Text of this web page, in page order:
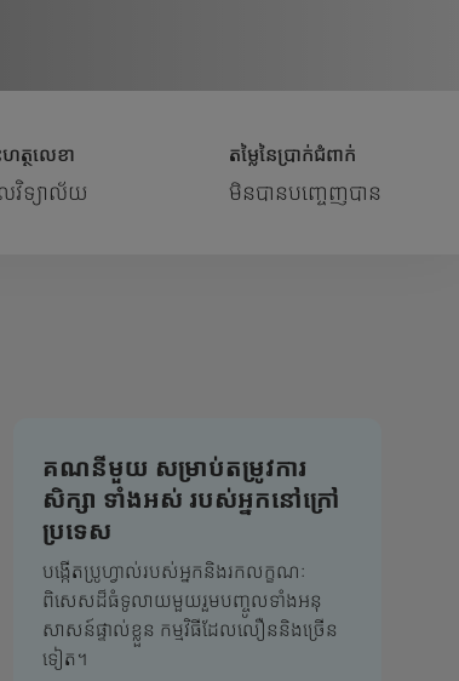
ហត្ថលេខា
វិទ្យាល័យ
តម្លៃនៃប្រាក់ជំពាក់
មិនបានបញ្ចេញបាន
គណនីមួយ សម្រាប់តម្រូវការ
សិក្សា ទាំងអស់ របស់អ្នកនៅក្រៅ
ប្រទេស
បង្កើតប្រូហ្វាល់របស់អ្នកនិងរកលក្ខណៈ
ពិសេសដ៏ធំទូលាយមួយរួមបញ្ចូលទាំងអនុ
សាសន៍ផ្ទាល់ខ្លួន កម្មវិធីដែលលឿននិងច្រើន
ទៀត។